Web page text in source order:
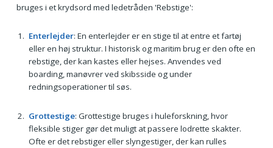
bruges i et krydsord med ledetråden 'Rebstige':
Enterlejder: En enterlejder er en stige til at entre et fartøj
eller en høj struktur. I historisk og maritim brug er den ofte en
rebstige, der kan kastes eller hejses. Anvendes ved
boarding, manøvrer ved skibsside og under
redningsoperationer til søs.
Grottestige: Grottestige bruges i huleforskning, hvor
fleksible stiger gør det muligt at passere lodrette skakter.
Ofte er det rebstiger eller slyngestiger, der kan rulles